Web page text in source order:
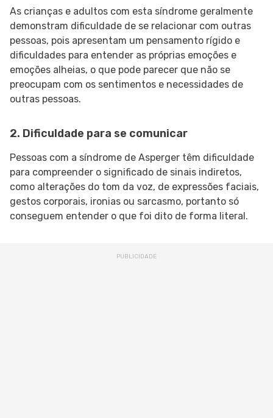
As crianças e adultos com esta síndrome geralmente
demonstram dificuldade de se relacionar com outras
pessoas, pois apresentam um pensamento rígido e
dificuldades para entender as próprias emoções e
emoções alheias, o que pode parecer que não se
preocupam com os sentimentos e necessidades de
outras pessoas.
2. Dificuldade para se comunicar
Pessoas com a síndrome de Asperger têm dificuldade
para compreender o significado de sinais indiretos,
como alterações do tom da voz, de expressões faciais,
gestos corporais, ironias ou sarcasmo, portanto só
conseguem entender o que foi dito de forma literal.